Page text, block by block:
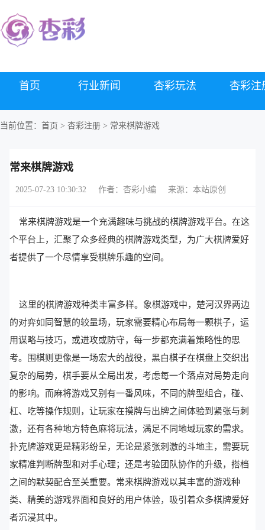
首页 行业新闻 杏彩玩法 杏彩注
当前位置： 首页 > 杏彩注册 > 常来棋牌游戏
常来棋牌游戏
2025-07-23 10:30:32 作者：杏彩小编 来源：本站原创
常来棋牌游戏是一个充满趣味与挑战的棋牌游戏平台。在这
个平台上，汇聚了众多经典的棋牌游戏类型，为广大棋牌爱好
者提供了一个尽情享受棋牌乐趣的空间。
这里的棋牌游戏种类丰富多样。象棋游戏中，楚河汉界两边
的对弈如同智慧的较量场，玩家需要精心布局每一颗棋子，运
用谋略与技巧，或进攻或防守，每一步都充满着策略性的思
考。围棋则更像是一场宏大的战役，黑白棋子在棋盘上交织出
复杂的局势，棋手要从全局出发，考虑每一个落点对局势走向
的影响。而麻将游戏又别有一番风味，不同的牌型组合，碰、
杠、吃等操作规则，让玩家在摸牌与出牌之间体验到紧张与刺
激，还有各种地方特色麻将玩法，满足不同地域玩家的需求。
扑克牌游戏更是精彩纷呈，无论是紧张刺激的斗地主，需要玩
家精准判断牌型和对手心理；还是考验团队协作的升级，搭档
之间的默契配合至关重要。常来棋牌游戏以其丰富的游戏种
类、精美的游戏界面和良好的用户体验，吸引着众多棋牌爱好
者沉浸其中。